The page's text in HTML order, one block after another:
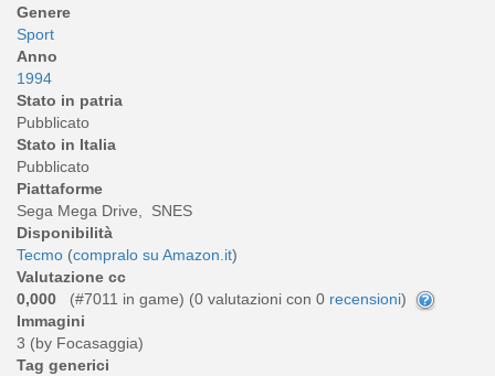
Genere
Sport
Anno
1994
Stato in patria
Pubblicato
Stato in Italia
Pubblicato
Piattaforme
Sega Mega Drive, SNES
Disponibilità
Tecmo (compralo su Amazon.it)
Valutazione cc
0,000
(#7011 in game) (0 valutazioni con 0 recensioni)
Immagini
3 (by Focasaggia)
Tag generici